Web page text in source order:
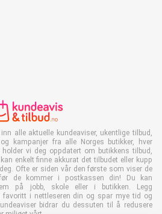
alle aktuelle kundeaviser, ukentlige tilbud,
kampanjer fra alle Norges butikker, hver
vi deg oppdatert om butikkens tilbud,
enkelt finne akkurat det tilbudet eller kupp
Ofte er siden vår den første som viser de
de kommer i postkassen din! Du kan
på jobb, skole eller i butikken. Legg
favoritt i nettleseren din og spar mye tid og
bidrar du dessuten til å redusere